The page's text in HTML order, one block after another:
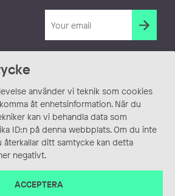
använder vi teknik som cookies
åt enhetsinformation. När du
kan vi behandla data som
ID:n på denna webbplats. Om du inte
ditt samtycke kan detta
negativt.
ACCEPTERA